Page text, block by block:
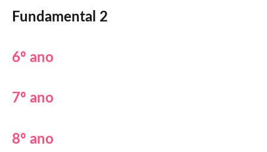
Fundamental 2
6º ano
7º ano
8º ano